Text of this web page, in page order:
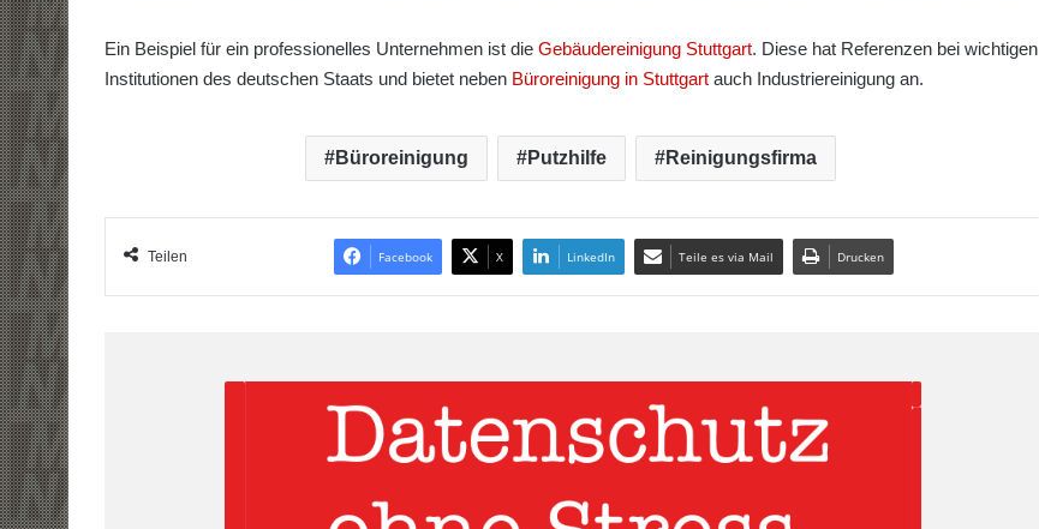
Ein Beispiel für ein professionelles Unternehmen ist die Gebäudereinigung Stuttgart. Diese hat Referenzen bei wichtigen
Institutionen des deutschen Staats und bietet neben Büroreinigung in Stuttgart auch Industriereinigung an.
Büroreinigung Putzhilfe Reinigungsfirma
Teilen Facebook X LinkedIn Teile es via Mail Drucken